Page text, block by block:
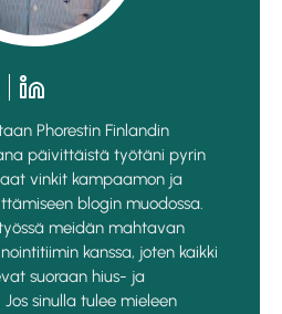
Phorestin Finlandin
päivittäistä työtäni pyrin
vinkit kampaamon ja
blogin muodossa.
meidän mahtavan
kanssa, joten kaikki
suoraan hius- ja
sinulla tulee mieleen